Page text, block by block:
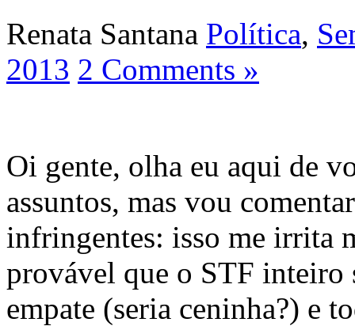
Renata Santana Política,
2013 2 Comments »
Oi gente, olha eu aqui de
assuntos, mas vou
infringentes: isso me irrita
provável que o STF inteiro
empate (seria ceninha?) e